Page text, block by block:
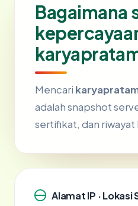
Bagaimana
Mencari
adalah snapshot
sertifikat, dan
Alamat IP · Lokasi